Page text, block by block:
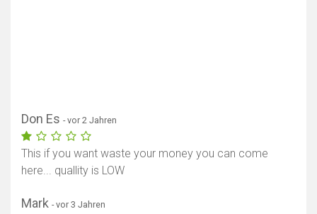
Don Es - vor 2 Jahren
This if you want waste your money you can come
here... quallity is LOW
Mark - vor 3 Jahren